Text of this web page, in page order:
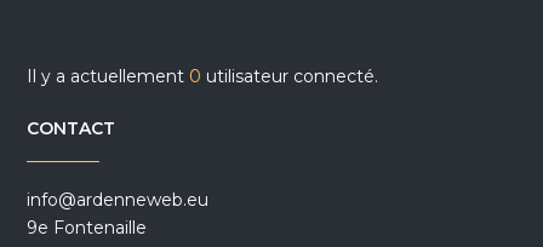
Il y a actuellement 0 utilisateur connecté.
CONTACT
info@ardenneweb.eu
9e Fontenaille